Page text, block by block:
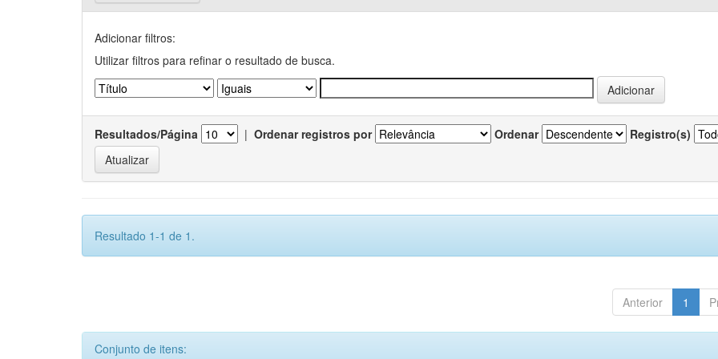
Adicionar filtros:
Utilizar filtros para refinar o resultado de busca.
Resultados/Página | Ordenar registros por Ordenar Registro(s)
Resultado 1-1 de 1.
Anterior 1
Conjunto de itens: